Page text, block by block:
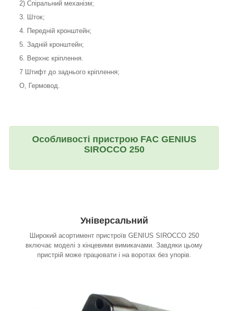
2) Спіральний механізм;
3. Шток;
4. Передній кронштейн;
5. Задній кронштейн;
6. Верхнє кріплення.
7 Штифт до заднього кріплення;
О, Гермовод.
Особливості пристрою FAC GENIUS
SIROCCO 250
Універсальний
Широкий асортимент пристроїв GENIUS SIROCCO 250
включає моделі з кінцевими вимикачами. Завдяки цьому
пристрій може працювати і на воротах без упорів.